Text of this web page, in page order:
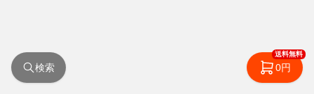
検索
送料無料
0円